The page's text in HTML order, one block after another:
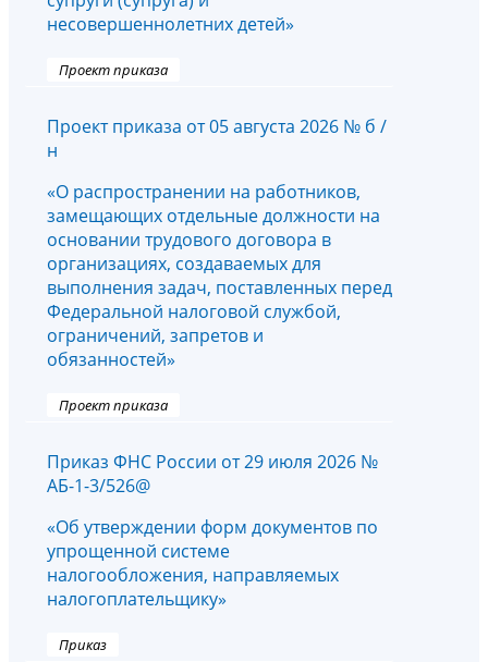
несовершеннолетних детей»
Проект приказа
Проект приказа от 05 августа 2026 № б /
н
«О распространении на работников,
замещающих отдельные должности на
основании трудового договора в
организациях, создаваемых для
выполнения задач, поставленных перед
Федеральной налоговой службой,
ограничений, запретов и
обязанностей»
Проект приказа
Приказ ФНС России от 29 июля 2026 №
АБ-1-3/526@
«Об утверждении форм документов по
упрощенной системе
налогообложения, направляемых
налогоплательщику»
Приказ